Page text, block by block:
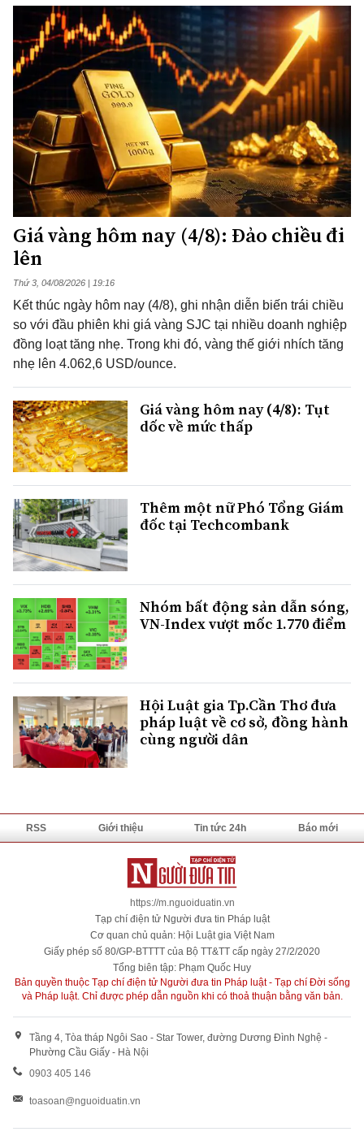
Giá vàng hôm nay (4/8): Đảo chiều đi
lên
Thứ 3, 04/08/2026 | 19:16
Kết thúc ngày hôm nay (4/8), ghi nhận diễn biến trái chiều
so với đầu phiên khi giá vàng SJC tại nhiều doanh nghiệp
đồng loạt tăng nhẹ. Trong khi đó, vàng thế giới nhích tăng
nhẹ lên 4.062,6 USD/ounce.
Giá vàng hôm nay (4/8): Tụt
dốc về mức thấp
Thêm một nữ Phó Tổng Giám
đốc tại Techcombank
Nhóm bất động sản dẫn sóng,
VN-Index vượt mốc 1.770 điểm
Hội Luật gia Tp.Cần Thơ đưa
pháp luật về cơ sở, đồng hành
cùng người dân
RSS Giới thiệu Tin tức 24h Báo mới
https://m.nguoiduatin.vn
Tạp chí điện tử Người đưa tin Pháp luật
Cơ quan chủ quản: Hội Luật gia Việt Nam
Giấy phép số 80/GP-BTTTT của Bộ TT&TT cấp ngày 27/2/2020
Tổng biên tập: Phạm Quốc Huy
Bản quyền thuộc Tạp chí điện tử Người đưa tin Pháp luật - Tạp chí Đời sống
và Pháp luật. Chỉ được phép dẫn nguồn khi có thoả thuận bằng văn bản.
Tầng 4, Tòa tháp Ngôi Sao - Star Tower, đường Dương Đình Nghệ -
Phường Cầu Giấy - Hà Nội
0903 405 146
toasoan@nguoiduatin.vn